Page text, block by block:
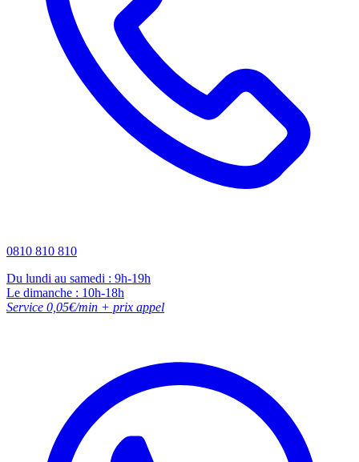
0810 810 810
Du lundi au samedi : 9h-19h
Le dimanche : 10h-18h
Service 0,05€/min + prix appel